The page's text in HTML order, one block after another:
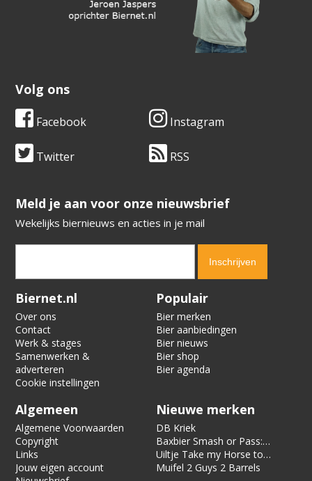
Volg ons
Facebook Instagram
Twitter RSS
​​​​​​​Meld je aan voor onze nieuwsbrief
Wekelijks biernieuws en acties in je mail
Verification code:
Biernet.nl
Over ons
Contact
Werk & stages
Samenwerken &
adverteren
Cookie instellingen
Populair
Bier merken
Bier aanbiedingen
Bier nieuws
Bier shop
Bier agenda
Algemeen
Algemene Voorwaarden
Copyright
Links
Jouw eigen account
Nieuwe merken
DB Kriek
Baxbier Smash or Pass:
Strata
Uiltje Take my Horse to
the Hotel Room
Muifel 2 Guys 2 Barrels